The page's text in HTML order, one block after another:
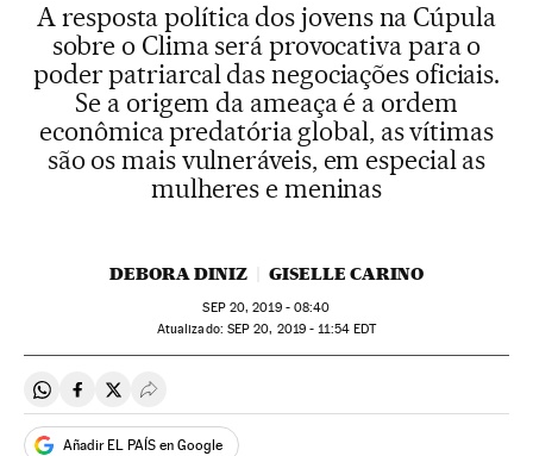
A resposta política dos jovens na Cúpula
sobre o Clima será provocativa para o
poder patriarcal das negociações oficiais.
Se a origem da ameaça é a ordem
econômica predatória global, as vítimas
são os mais vulneráveis, em especial as
mulheres e meninas
DEBORA DINIZ GISELLE CARINO
SEP20, 2019 - 08:40
atualizado: SEP 20, 2019 - 11:54EDT
Compartir en Whatsapp
Compartir en Facebook
Compartir en Twitter
Desplegar Redes Sociales
Añadir EL PAÍS en Google